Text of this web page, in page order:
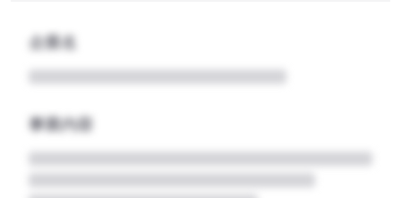
企業名
事業内容